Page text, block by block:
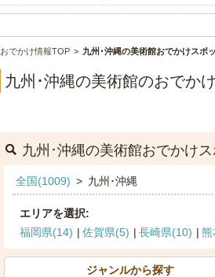
おでかけ情報TOP 九州･沖縄の美術館おでかけスポ
九州･沖縄の美術館のおでか
九州･沖縄の美術館おでかけ
全国(1009) > 九州･沖縄
エリアを選択:
福岡県(14)
佐賀県(5) 長崎県(10) 熊
ジャンルから探す